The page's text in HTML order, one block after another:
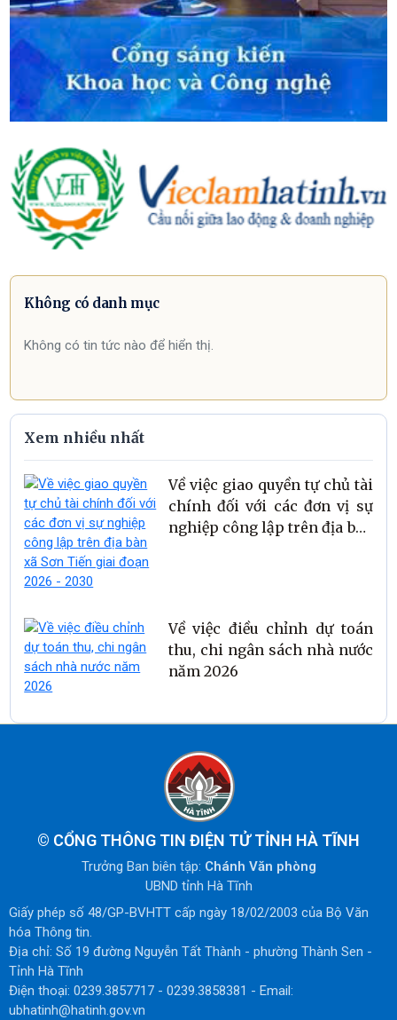
Không có danh mục
Không có tin tức nào để hiển thị.
Xem nhiều nhất
Về việc giao quyền tự chủ tài
chính đối với các đơn vị sự
nghiệp công lập trên địa bàn
Về việc điều chỉnh dự toán
thu, chi ngân sách nhà nước
năm 2026
© CỔNG THÔNG TIN ĐIỆN TỬ TỈNH HÀ TĨNH
Trưởng Ban biên tập: Chánh Văn phòng
UBND tỉnh Hà Tĩnh
Giấy phép số 48/GP-BVHTT cấp ngày 18/02/2003 của Bộ Văn
hóa Thông tin.
Địa chỉ: Số 19 đường Nguyễn Tất Thành - phường Thành Sen -
Tỉnh Hà Tĩnh
Điện thoại: 0239.3857717 - 0239.3858381 - Email:
ubhatinh@hatinh.gov.vn